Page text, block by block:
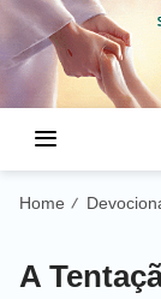
Home /
A